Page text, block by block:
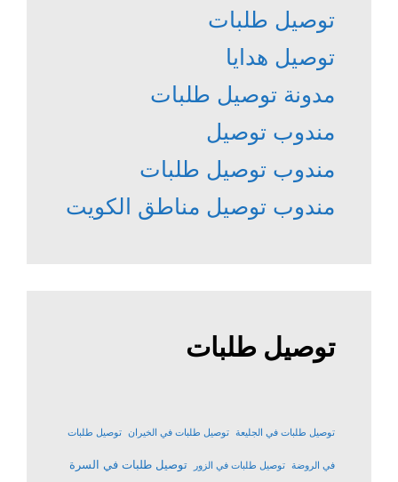
توصيل طلبات
توصيل هدايا
مدونة توصيل طلبات
مندوب توصيل
مندوب توصيل طلبات
مندوب توصيل مناطق الكويت
توصيل طلبات
توصيل طلبات في الجليعة توصيل طلبات في الخيران توصيل طلبات
في الروضة توصيل طلبات في الزور توصيل طلبات في السرة